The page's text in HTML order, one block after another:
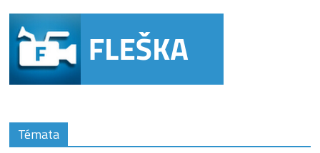
Témata